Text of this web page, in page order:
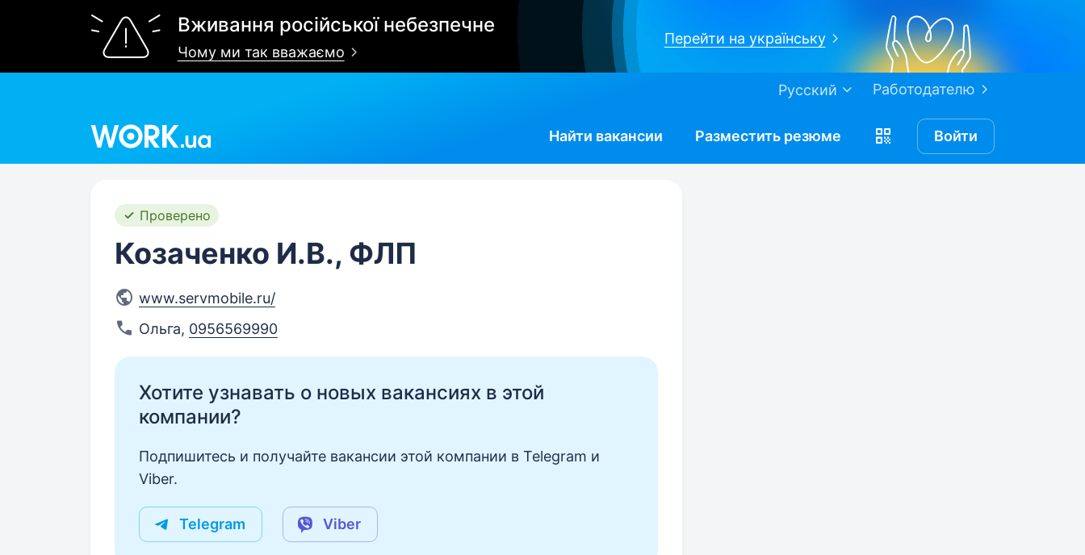
Вживання російської небезпечне
Чому ми так вважаємо
Перейти на українську
Работодателю
Русский
Найти вакансии Разместить резюме Войти
Проверено
Козаченко И.В., ФЛП
www.servmobile.ru/
Ольга, 0956569990
Хотите узнавать о новых вакансиях в этой
компании?
Подпишитесь и получайте вакансии этой компании в Telegram и
Viber.
Telegram Viber